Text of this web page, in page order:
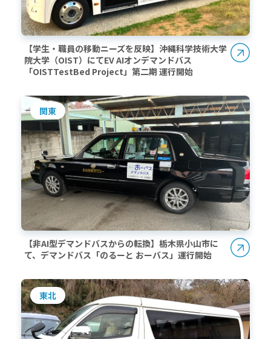
【学生・職員の移動ニーズを反映】沖縄科学技術大学
院大学（OIST）にてEV AIオンデマンドバス
「OISTTestBed Project」第二期 運行開始
関東
【非AI型デマンドバスからの転換】栃木県小山市に
て、デマンドバス「のるーと おーバス」運行開始
東北